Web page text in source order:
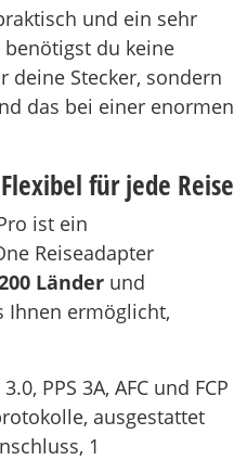
und ein sehr
du keine
deine Stecker, sondern
das bei einer enormen
für jede Reise
ist ein
Reiseadapter
Länder und
Ihnen ermöglicht,
PPS 3A, AFC und FCP
ausgestattet
1